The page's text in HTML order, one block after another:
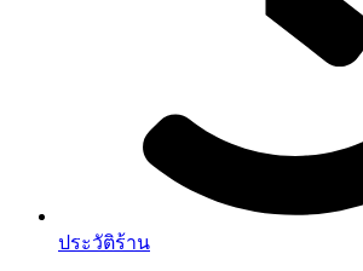
ประวัติร้าน